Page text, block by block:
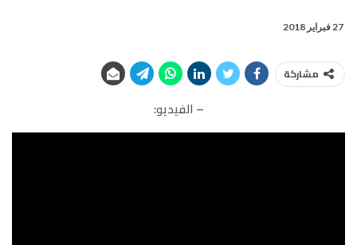
27 فبراير 2018
مشاركة
– الفيديو: